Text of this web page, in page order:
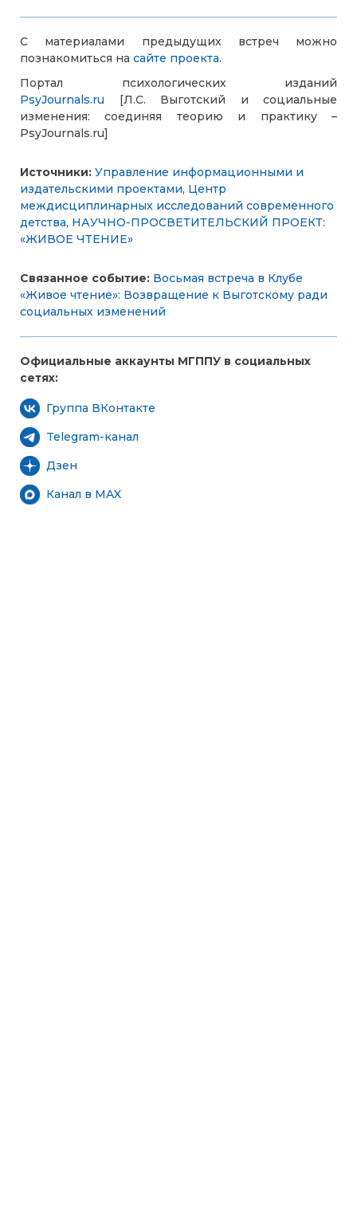
С материалами предыдущих встреч можно
познакомиться на сайте проекта.
Портал психологических изданий
PsyJournals.ru [Л.С. Выготский и социальные
изменения: соединяя теорию и практику –
PsyJournals.ru]
Источники: Управление информационными и
издательскими проектами, Центр
междисциплинарных исследований современного
детства, НАУЧНО-ПРОСВЕТИТЕЛЬСКИЙ ПРОЕКТ:
«ЖИВОЕ ЧТЕНИЕ»
Связанное событие: Восьмая встреча в Клубе
«Живое чтение»: Возвращение к Выготскому ради
социальных изменений
Официальные аккаунты МГППУ в социальных
сетях:
Группа ВКонтакте
Telegram-канал
Дзен
Канал в MAX